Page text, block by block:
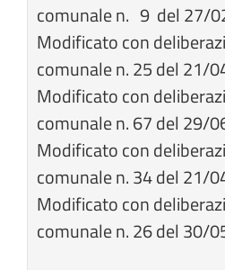
comunale n. 9 del 27/
Modificato con
comunale n. 25 del 21/
Modificato con
comunale n. 67 del 29/
Modificato con
comunale n. 34 del 21/
Modificato con
comunale n. 26 del 30/